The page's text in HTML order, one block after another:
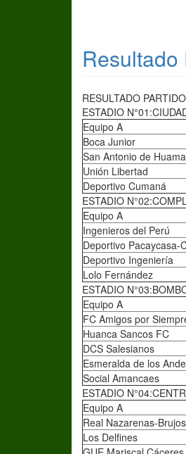
Resultado
RESULTADO
ESTADIO
Equipo A
Boca Junior
San Antonio de
Unión Libertad
Deportivo Cumaná
ESTADIO
Equipo A
Ingenieros del Perú
Deportivo Pacaycasa-
Deportivo Ingeniería
Lolo Fernández
ESTADIO
Equipo A
FC Amigos por
Huanca Sancos FC
DCS Salesianos
Esmeralda de los
Social Amancaes
ESTADIO
Equipo A
Real Nazarenas-
Los Delfines